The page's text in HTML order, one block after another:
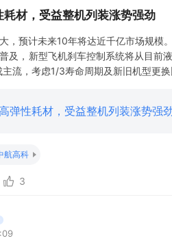
耗材，受益整机列装涨势强劲
，预计未来10年将达近千亿市场规模
及，新型飞机刹车控制系统将从目前
流，考虑1/3寿命周期及新旧机型更
弹性耗材，受益整机列装涨势强
航高科
3